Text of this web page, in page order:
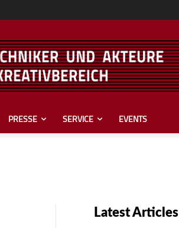
PRESSE SERVICE EVENTS
Latest Articles